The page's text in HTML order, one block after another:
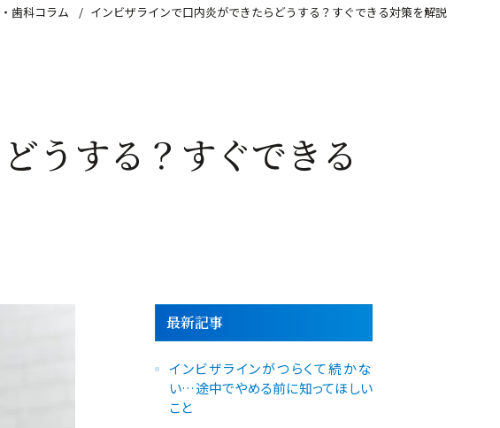
光加速矯正装置オルソパルス
歯科コラム インビザラインで口内炎ができたらどうする？すぐできる対策を解説
うする？すぐできる
最新記事
インビザラインがつらくて続かな
い…途中でやめる前に知ってほしい
こと